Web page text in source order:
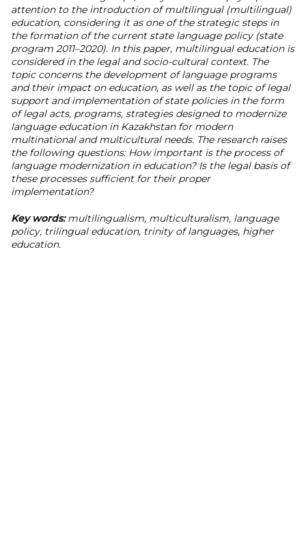
attention to the introduction of multilingual (multilingual)
education, considering it as one of the strategic steps in
the formation of the current state language policy (state
program 2011–2020). In this paper, multilingual education is
considered in the legal and socio-cultural context. The
topic concerns the development of language programs
and their impact on education, as well as the topic of legal
support and implementation of state policies in the form
of legal acts, programs, strategies designed to modernize
language education in Kazakhstan for modern
multinational and multicultural needs. The research raises
the following questions: How important is the process of
language modernization in education? Is the legal basis of
these processes sufficient for their proper
implementation?
Key words:multilingualism, multiculturalism, language
policy, trilingual education, trinity of languages, higher
education.